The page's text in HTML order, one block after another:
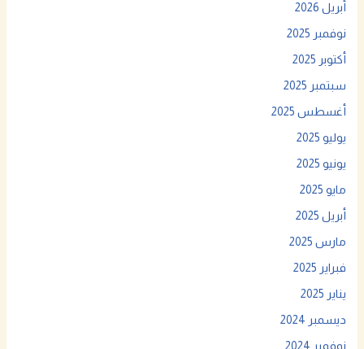
أبريل 2026
نوفمبر 2025
أكتوبر 2025
سبتمبر 2025
أغسطس 2025
يوليو 2025
يونيو 2025
مايو 2025
أبريل 2025
مارس 2025
فبراير 2025
يناير 2025
ديسمبر 2024
نوفمبر 2024